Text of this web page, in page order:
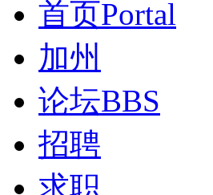
首页Portal
加州
论坛BBS
招聘
求职